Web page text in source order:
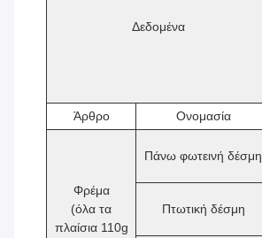
Δεδομένα
Άρθρο
Ονομασία
Φρέμα
(όλα τα
πλαίσια 110g
Πάνω φωτεινή δέσμη
Πτωτική δέσμη